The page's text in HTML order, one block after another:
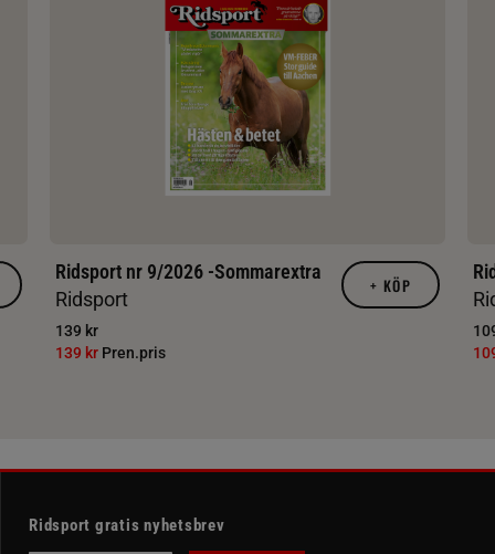
Ridsport nr 9/2026 -Sommarextra
Ridsport
139 kr
139 kr Pren.pris
+ KÖP
Ridsport gratis nyhetsbrev